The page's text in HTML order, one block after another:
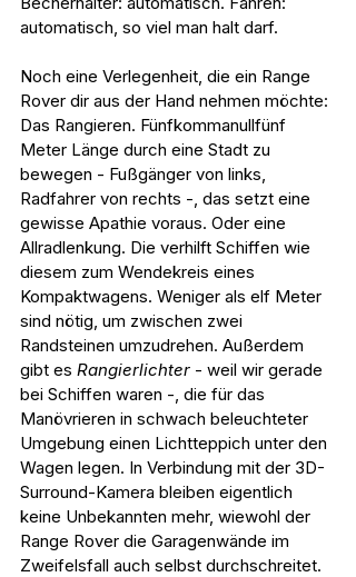
automatisch, so viel man halt darf.
Noch eine Verlegenheit, die ein Range
Rover dir aus der Hand nehmen möchte:
Das Rangieren. Fünfkommanullfünf
Meter Länge durch eine Stadt zu
bewegen - Fußgänger von links,
Radfahrer von rechts -, das setzt eine
gewisse Apathie voraus. Oder eine
Allradlenkung. Die verhilft Schiffen wie
diesem zum Wendekreis eines
Kompaktwagens. Weniger als elf Meter
sind nötig, um zwischen zwei
Randsteinen umzudrehen. Außerdem
gibt es Rangierlichter - weil wir gerade
bei Schiffen waren -, die für das
Manövrieren in schwach beleuchteter
Umgebung einen Lichtteppich unter den
Wagen legen. In Verbindung mit der 3D-
Surround-Kamera bleiben eigentlich
keine Unbekannten mehr, wiewohl der
Range Rover die Garagenwände im
Zweifelsfall auch selbst durchschreitet.